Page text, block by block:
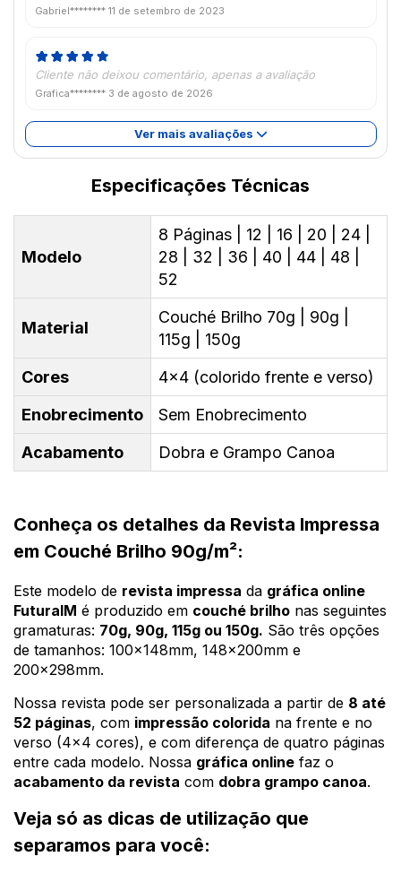
Gabriel******** 11 de setembro de 2023
Cliente não deixou comentário, apenas a avaliação
Grafica******** 3 de agosto de 2026
Ver mais avaliações
Especificações Técnicas
Modelo
8 Páginas | 12 | 16 | 20 | 24 |
28 | 32 | 36 | 40 | 44 | 48 |
52
Material
Couché Brilho 70g | 90g |
115g | 150g
Cores
4x4 (colorido frente e verso)
Enobrecimento
Sem Enobrecimento
Acabamento
Dobra e Grampo Canoa
Conheça os detalhes da Revista Impressa
em Couché Brilho 90g/m²:
Este modelo de revista impressa da gráfica online
FuturaIM é produzido em couché brilho nas seguintes
gramaturas: 70g, 90g, 115g ou 150g. São três opções
de tamanhos: 100x148mm, 148x200mm e
200x298mm.
Nossa revista pode ser personalizada a partir de 8 até
52 páginas, com impressão colorida na frente e no
verso (4x4 cores), e com diferença de quatro páginas
entre cada modelo. Nossa gráfica online faz o
acabamento da revista com dobra grampo canoa.
Veja só as dicas de utilização que
separamos para você: